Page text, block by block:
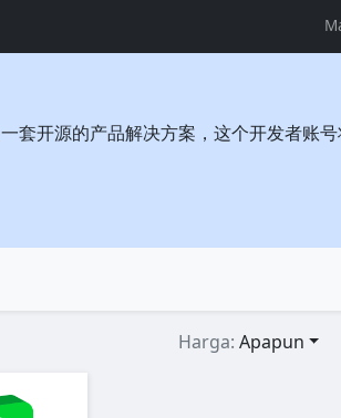
套开源的产品解决方案，这个开发者账号
Harga: Apapun